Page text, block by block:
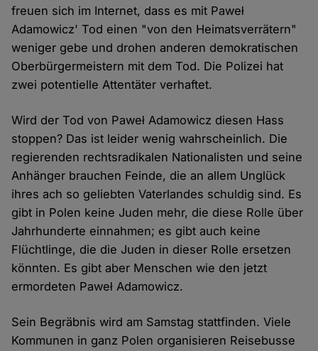
freuen sich im Internet, dass es mit Paweł
Adamowicz' Tod einen "von den Heimatsverrätern"
weniger gebe und drohen anderen demokratischen
Oberbürgermeistern mit dem Tod. Die Polizei hat
zwei potentielle Attentäter verhaftet.
Wird der Tod von Paweł Adamowicz diesen Hass
stoppen? Das ist leider wenig wahrscheinlich. Die
regierenden rechtsradikalen Nationalisten und seine
Anhänger brauchen Feinde, die an allem Unglück
ihres ach so geliebten Vaterlandes schuldig sind. Es
gibt in Polen keine Juden mehr, die diese Rolle über
Jahrhunderte einnahmen; es gibt auch keine
Flüchtlinge, die die Juden in dieser Rolle ersetzen
könnten. Es gibt aber Menschen wie den jetzt
ermordeten Paweł Adamowicz.
Sein Begräbnis wird am Samstag stattfinden. Viele
Kommunen in ganz Polen organisieren Reisebusse